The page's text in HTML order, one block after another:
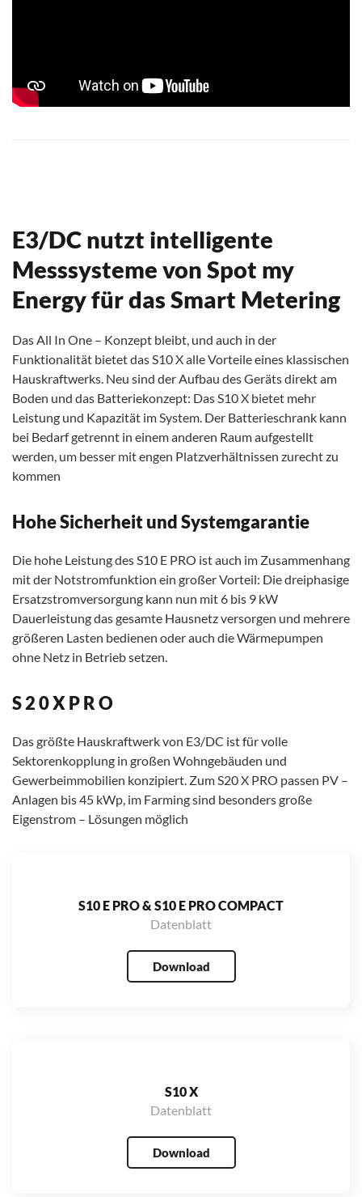
E3/DC nutzt intelligente
Messsysteme von Spot my
Energy für das Smart Metering
Das All In One – Konzept bleibt, und auch in der
Funktionalität bietet das S10 X alle Vorteile eines klassischen
Hauskraftwerks. Neu sind der Aufbau des Geräts direkt am
Boden und das Batteriekonzept: Das S10 X bietet mehr
Leistung und Kapazität im System. Der Batterieschrank kann
bei Bedarf getrennt in einem anderen Raum aufgestellt
werden, um besser mit engen Platzverhältnissen zurecht zu
kommen
Hohe Sicherheit und Systemgarantie
Die hohe Leistung des S10 E PRO ist auch im Zusammenhang
mit der Notstromfunktion ein großer Vorteil: Die dreiphasige
Ersatzstromversorgung kann nun mit 6 bis 9 kW
Dauerleistung das gesamte Hausnetz versorgen und mehrere
größeren Lasten bedienen oder auch die Wärmepumpen
ohne Netz in Betrieb setzen.
S 2 0 X P R O
Das größte Hauskraftwerk von E3/DC ist für volle
Sektorenkopplung in großen Wohngebäuden und
Gewerbeimmobilien konzipiert. Zum S20 X PRO passen PV –
Anlagen bis 45 kWp, im Farming sind besonders große
Eigenstrom – Lösungen möglich
S10 E PRO & S10 E PRO COMPACT
Datenblatt
Download
S10 X
Datenblatt
Download